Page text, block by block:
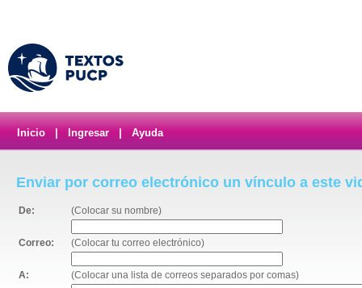
Inicio Ingresar Ayuda
Enviar por correo electrónico un vínculo a este
De: (Colocar su nombre)
Correo: (Colocar tu correo electrónico)
A: (Colocar una lista de correos separados por comas)